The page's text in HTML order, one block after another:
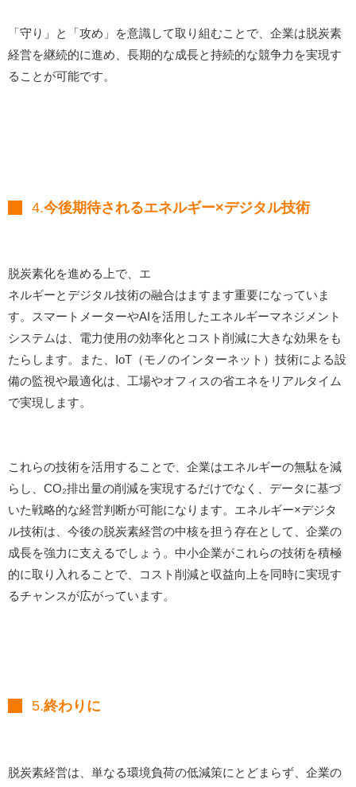
「守り」と「攻め」を意識して取り組むことで、企業は脱炭素
経営を継続的に進め、長期的な成長と持続的な競争力を実現す
ることが可能です。
4.今後期待されるエネルギー×デジタル技術
脱炭素化を進める上で、エ
ネルギーとデジタル技術の融合はますます重要になっていま
す。スマートメーターやAIを活用したエネルギーマネジメント
システムは、電力使用の効率化とコスト削減に大きな効果をも
たらします。また、IoT（モノのインターネット）技術による設
備の監視や最適化は、工場やオフィスの省エネをリアルタイム
で実現します。
これらの技術を活用することで、企業はエネルギーの無駄を減
らし、CO₂排出量の削減を実現するだけでなく、データに基づ
いた戦略的な経営判断が可能になります。エネルギー×デジタ
ル技術は、今後の脱炭素経営の中核を担う存在として、企業の
成長を強力に支えるでしょう。中小企業がこれらの技術を積極
的に取り入れることで、コスト削減と収益向上を同時に実現す
るチャンスが広がっています。
5.終わりに
脱炭素経営は、単なる環境負荷の低減策にとどまらず、企業の